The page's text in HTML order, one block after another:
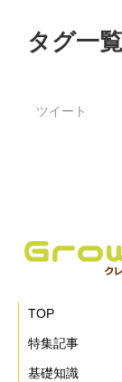
タグ一覧
ツイート
TOP
特集記事
基礎知識